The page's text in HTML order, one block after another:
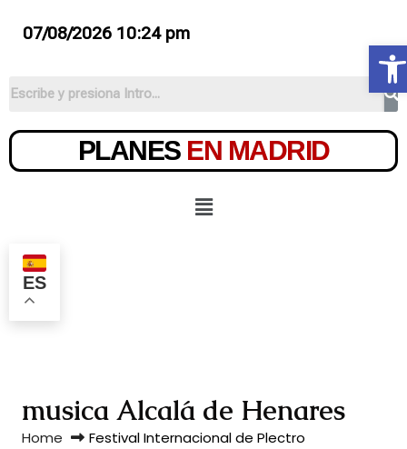
07/08/2026 10:24 pm
PLANES EN MADRID
ES
musica Alcalá de Henares
Home Festival Internacional de Plectro